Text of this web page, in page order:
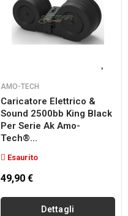
AMO-TECH
Caricatore Elettrico &
Sound 2500bb King Black
Per Serie Ak Amo-
Tech®...
Esaurito
49,90 €
Dettagli